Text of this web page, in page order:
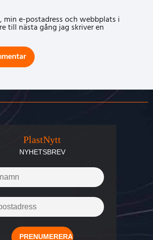
min e-postadress och webbplats i
till nästa gång jag skriver en
PlastNytt
NYHETSBREV